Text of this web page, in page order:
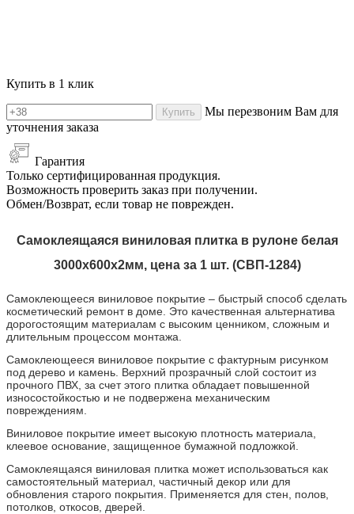
Купить в 1 клик
Купить
Мы перезвоним Вам для
уточнения заказа
Гарантия
Только сертифицированная продукция.
Возможность проверить заказ при получении.
Обмен/Возврат, если товар не поврежден.
Самоклеящаяся виниловая плитка в рулоне белая
3000х600х2мм, цена за 1 шт. (СВП-1284)
Самоклеющееся виниловое покрытие – быстрый способ сделать
косметический ремонт в доме. Это качественная альтернатива
дорогостоящим материалам с высоким ценником, сложным и
длительным процессом монтажа.
Самоклеющееся виниловое покрытие с фактурным рисунком
под дерево и камень. Верхний прозрачный слой состоит из
прочного ПВХ, за счет этого плитка обладает повышенной
износостойкостью и не подвержена механическим
повреждениям.
Виниловое покрытие имеет высокую плотность материала,
клеевое основание, защищенное бумажной подложкой.
Самоклеящаяся виниловая плитка может использоваться как
самостоятельный материал, частичный декор или для
обновления старого покрытия. Применяется для стен, полов,
потолков, откосов, дверей.